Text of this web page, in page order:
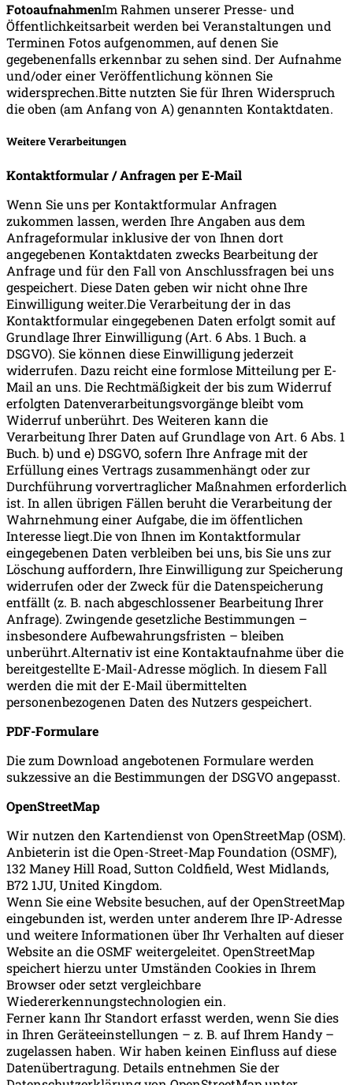
FotoaufnahmenIm Rahmen unserer Presse- und
Öffentlichkeitsarbeit werden bei Veranstaltungen und
Terminen Fotos aufgenommen, auf denen Sie
gegebenenfalls erkennbar zu sehen sind. Der Aufnahme
und/oder einer Veröffentlichung können Sie
widersprechen.Bitte nutzten Sie für Ihren Widerspruch
die oben (am Anfang von A) genannten Kontaktdaten.
Weitere Verarbeitungen
Kontaktformular / Anfragen per E-Mail
Wenn Sie uns per Kontaktformular Anfragen
zukommen lassen, werden Ihre Angaben aus dem
Anfrageformular inklusive der von Ihnen dort
angegebenen Kontaktdaten zwecks Bearbeitung der
Anfrage und für den Fall von Anschlussfragen bei uns
gespeichert. Diese Daten geben wir nicht ohne Ihre
Einwilligung weiter.Die Verarbeitung der in das
Kontaktformular eingegebenen Daten erfolgt somit auf
Grundlage Ihrer Einwilligung (Art. 6 Abs. 1 Buch. a
DSGVO). Sie können diese Einwilligung jederzeit
widerrufen. Dazu reicht eine formlose Mitteilung per E-
Mail an uns. Die Rechtmäßigkeit der bis zum Widerruf
erfolgten Datenverarbeitungsvorgänge bleibt vom
Widerruf unberührt. Des Weiteren kann die
Verarbeitung Ihrer Daten auf Grundlage von Art. 6 Abs. 1
Buch. b) und e) DSGVO, sofern Ihre Anfrage mit der
Erfüllung eines Vertrags zusammenhängt oder zur
Durchführung vorvertraglicher Maßnahmen erforderlich
ist. In allen übrigen Fällen beruht die Verarbeitung der
Wahrnehmung einer Aufgabe, die im öffentlichen
Interesse liegt.Die von Ihnen im Kontaktformular
eingegebenen Daten verbleiben bei uns, bis Sie uns zur
Löschung auffordern, Ihre Einwilligung zur Speicherung
widerrufen oder der Zweck für die Datenspeicherung
entfällt (z. B. nach abgeschlossener Bearbeitung Ihrer
Anfrage). Zwingende gesetzliche Bestimmungen –
insbesondere Aufbewahrungsfristen – bleiben
unberührt.Alternativ ist eine Kontaktaufnahme über die
bereitgestellte E-Mail-Adresse möglich. In diesem Fall
werden die mit der E-Mail übermittelten
personenbezogenen Daten des Nutzers gespeichert.
PDF-Formulare
Die zum Download angebotenen Formulare werden
sukzessive an die Bestimmungen der DSGVO angepasst.
OpenStreetMap
Wir nutzen den Kartendienst von OpenStreetMap (OSM).
Anbieterin ist die Open-Street-Map Foundation (OSMF),
132 Maney Hill Road, Sutton Coldfield, West Midlands,
B72 1JU, United Kingdom.
Wenn Sie eine Website besuchen, auf der OpenStreetMap
eingebunden ist, werden unter anderem Ihre IP-Adresse
und weitere Informationen über Ihr Verhalten auf dieser
Website an die OSMF weitergeleitet. OpenStreetMap
speichert hierzu unter Umständen Cookies in Ihrem
Browser oder setzt vergleichbare
Wiedererkennungstechnologien ein.
Ferner kann Ihr Standort erfasst werden, wenn Sie dies
in Ihren Geräteeinstellungen – z. B. auf Ihrem Handy –
zugelassen haben. Wir haben keinen Einfluss auf diese
Datenübertragung. Details entnehmen Sie der